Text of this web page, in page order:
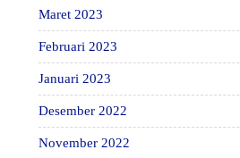
Maret 2023
Februari 2023
Januari 2023
Desember 2022
November 2022